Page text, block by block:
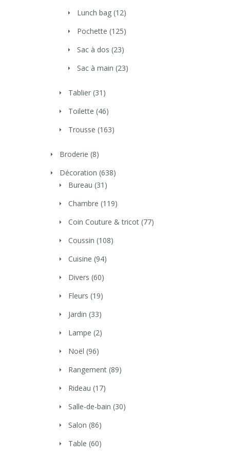
Lunch bag (12)
Pochette (125)
Sac à dos (23)
Sac à main (23)
Tablier (31)
Toilette (46)
Trousse (163)
Broderie (8)
Décoration (638)
Bureau (31)
Chambre (119)
Coin Couture & tricot (77)
Coussin (108)
Cuisine (94)
Divers (60)
Fleurs (19)
Jardin (33)
Lampe (2)
Noël (96)
Rangement (89)
Rideau (17)
Salle-de-bain (30)
Salon (86)
Table (60)